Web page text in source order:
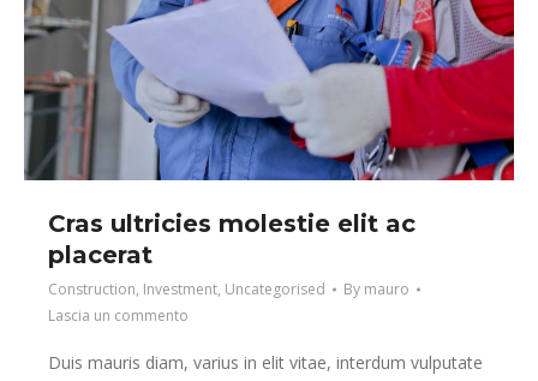
Cras ultricies molestie elit ac
placerat
Construction, Investment, Uncategorised By mauro
Lascia un commento
Duis mauris diam, varius in elit vitae, interdum vulputate